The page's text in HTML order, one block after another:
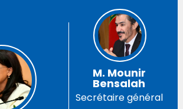
M. Mounir
Bensalah
Secrétaire général